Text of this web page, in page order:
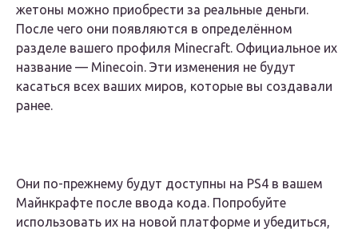
жетоны можно приобрести за реальные деньги.
После чего они появляются в определённом
разделе вашего профиля Minecraft. Официальное их
название — Minecoin. Эти изменения не будут
касаться всех ваших миров, которые вы создавали
ранее.
Они по-прежнему будут доступны на PS4 в вашем
Майнкрафте после ввода кода. Попробуйте
использовать их на новой платформе и убедиться,